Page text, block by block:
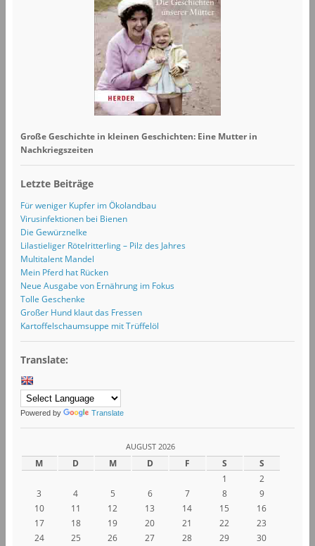
Große Geschichte in kleinen Geschichten: Eine Mutter in
Nachkriegszeiten
Letzte Beiträge
Für weniger Kupfer im Ökolandbau
Virusinfektionen bei Bienen
Die Gewürznelke
Lilastieliger Rötelritterling – Pilz des Jahres
Multitalent Mandel
Mein Pferd hat Rücken
Neue Ausgabe von Ernährung im Fokus
Tolle Geschenke
Großer Hund klaut das Fressen
Kartoffelschaumsuppe mit Trüffelöl
Translate:
Powered by Translate
AUGUST 2026
M D M D F S S
1
2
3
4 5 6 7 8
9
10
11 12 13 14 15
16
17
18 19 20 21 22
23
24
25 26 27 28 29
30